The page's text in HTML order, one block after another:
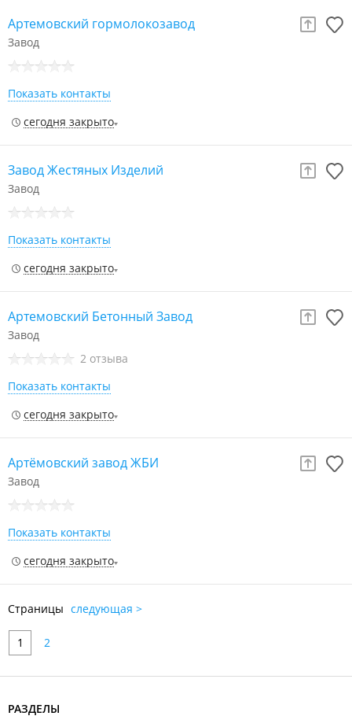
Артемовский гормолокозавод
Завод
Показать контакты
сегодня закрыто
Завод Жестяных Изделий
Завод
Показать контакты
сегодня закрыто
Артемовский Бетонный Завод
Завод
2 отзыва
Показать контакты
сегодня закрыто
Артёмовский завод ЖБИ
Завод
Показать контакты
сегодня закрыто
Страницы следующая >
1 2
РАЗДЕЛЫ